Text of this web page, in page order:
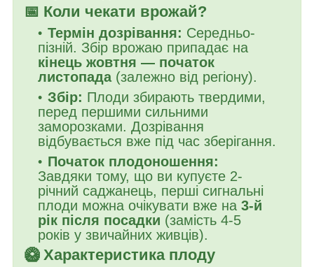
📅 Коли чекати врожай?
Термін дозрівання: Середньо-
пізній. Збір врожаю припадає на
кінець жовтня — початок
листопада(залежно від регіону).
Збір: Плоди збирають твердими,
перед першими сильними
заморозками. Дозрівання
відбувається вже під час зберігання.
Початок плодоношення:
Завдяки тому, що ви купуєте 2-
річний саджанець, перші сигнальні
плоди можна очікувати вже на 3-й
рік після посадки (замість 4-5
років у звичайних живців).
🥝 Характеристика плоду